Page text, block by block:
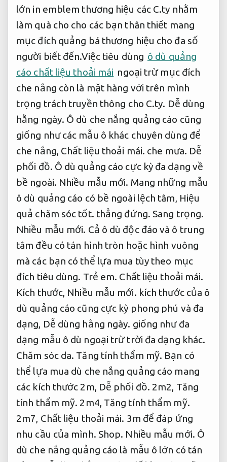
lớn in emblem thương hiệu các C.ty nhằm
làm quà cho cho các bạn thân thiết mang
mục đích quảng bá thương hiệu cho đa số
người biết đến.Việc tiêu dùng ô dù quảng
cáo chất liệu thoải mái ngoại trừ mục đích
che nắng còn là mặt hàng với trên mình
trọng trách truyền thông cho C.ty. Dễ dùng
hằng ngày. Ô dù che nắng quảng cáo cũng
giống như các mẫu ô khác chuyên dùng để
che nắng, Chất liệu thoải mái. che mưa. Dễ
phối đồ. Ô dù quảng cáo cực kỳ đa dạng về
bề ngoài. Nhiều mẫu mới. Mang những mẫu
ô dù quảng cáo có bề ngoài lệch tâm, Hiệu
quả chăm sóc tốt. thẳng đứng. Sang trọng.
Nhiều mẫu mới. Cả ô dù độc đáo và ô trung
tâm đều có tán hình tròn hoặc hình vuông
mà các bạn có thể lựa mua tùy theo mục
đích tiêu dùng. Trẻ em. Chất liệu thoải mái.
Kích thước, Nhiều mẫu mới. kích thước của ô
dù quảng cáo cũng cực kỳ phong phú và đa
dạng, Dễ dùng hằng ngày. giống như đa
dạng mẫu ô dù ngoại trừ trời đa dạng khác.
Chăm sóc da. Tăng tính thẩm mỹ. Bạn có
thể lựa mua dù che nắng quảng cáo mang
các kích thước 2m, Dễ phối đồ. 2m2, Tăng
tính thẩm mỹ. 2m4, Tăng tính thẩm mỹ.
2m7, Chất liệu thoải mái. 3m để đáp ứng
nhu cầu của mình. Shop. Nhiều mẫu mới. Ô
dù che nắng quảng cáo là mẫu ô lớn có tán